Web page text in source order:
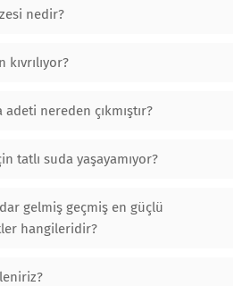
nedir?
nereden çıkmıştır?
tatlı suda yaşayamıyor?
gelmiş geçmiş en güçlü
hangileridir?